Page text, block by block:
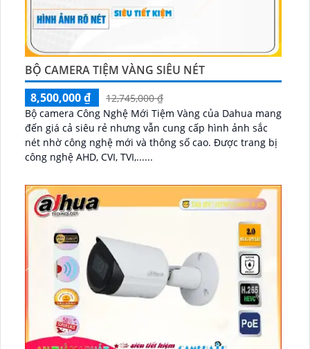
BỘ CAMERA TIỆM VÀNG SIÊU NÉT
8,500,000 ₫
12,745,000 ₫
Bộ camera Công Nghệ Mới Tiệm Vàng của Dahua mang
đến giá cả siêu rẻ nhưng vẫn cung cấp hình ảnh sắc
nét nhờ công nghệ mới và thông số cao. Được trang bị
công nghệ AHD, CVI, TVI,......